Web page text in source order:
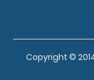
Copyright ©